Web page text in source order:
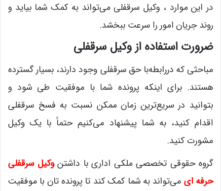
در این موارد ، وکیل سرقفلی می‌تواند به کمک شما بیاید و
روند جریان امور را سرعت ببخشد.
ضرورت استفاده از وکیل سرقفلی
مباحثی که دررابطه‌با حق سرقفلی وجود دارند، بسیار گسترده
هستند. برای اینکه پرونده شما با موفقیت طی شود و
بتوانید در سریع‌ترین زمان ممکن نسبت به فسخ سرقفلی
اقدام کنید، به شما پیشنهاد می‌کنیم حتماً با یک وکیل
مشورت کنید.
گروه حقوقی تخصصی ملکی اداری با داشتنوکیل سرقفلی
حرفه ای می‌تواند به شما کمک کند تا پرونده تان با موفقیت